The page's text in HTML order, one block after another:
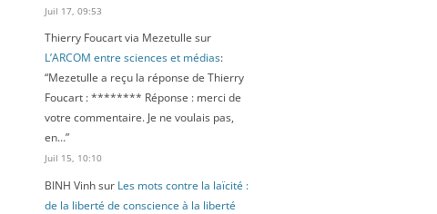
Juil 17, 09:53
Thierry Foucart via Mezetulle sur
L’ARCOM entre sciences et médias:
“Mezetulle a reçu la réponse de Thierry
Foucart : ******** Réponse : merci de
votre commentaire. Je ne voulais pas,
en…”
Juil 15, 10:10
BINH Vinhsur Les mots contre la laïcité :
de la liberté de conscience à la liberté